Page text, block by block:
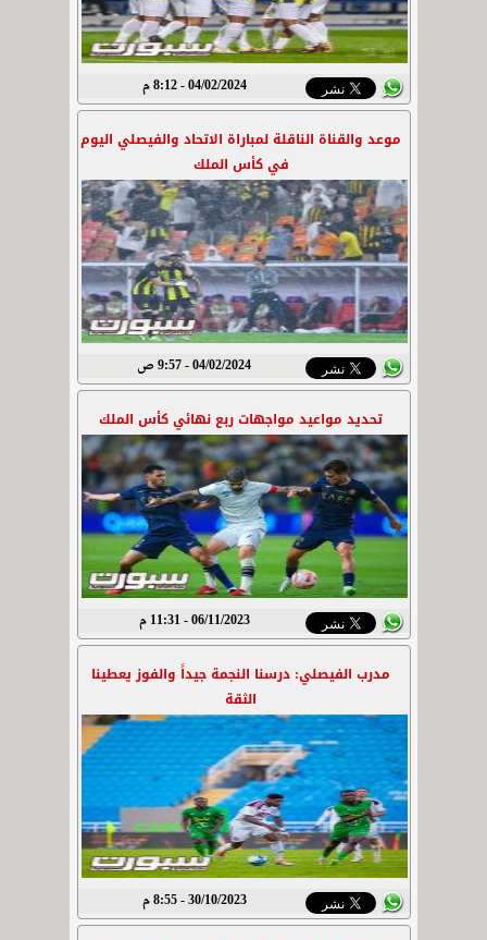
04/02/2024 - 8:12 م
موعد والقناة الناقلة لمباراة الاتحاد والفيصلي اليوم
في كأس الملك
04/02/2024 - 9:57 ص
تحديد مواعيد مواجهات ربع نهائي كأس الملك
06/11/2023 - 11:31 م
مدرب الفيصلي: درسنا النجمة جيداً والفوز يعطينا
الثقة
30/10/2023 - 8:55 م